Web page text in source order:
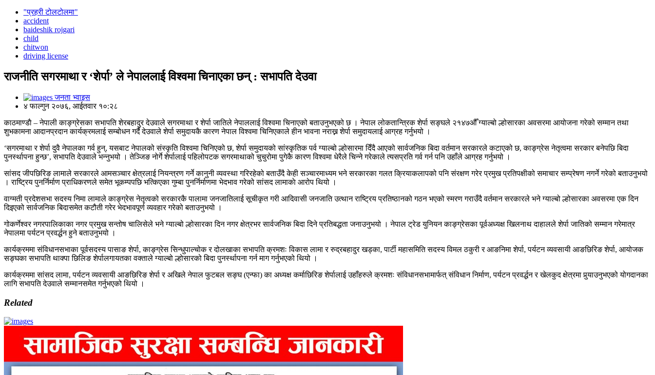
"प्रहरी टोलटोलमा"
accident
baideshik rojgari
child
chitwon
driving license
राजनीति सगरमाथा र ‘शेर्पा’ ले नेपाललाई विश्वमा चिनाएका छन् : सभापति देउवा
जनता भ्वाइस
४ फाल्गुन २०७६, आईतवार १०:२८
काठमाण्डाै – नेपाली काङ्ग्रेसका सभापति शेरबहादुर देउवाले सगरमाथा र शेर्पा जातिले नेपाललाई विश्वमा चिनाएको बताउनुभएको छ । नेपाल लोकतान्त्रिक शेर्पा सङ्घले २१४७औँ ग्याल्बो ल्होसारका अवसरमा आयोजना गरेको सम्मान तथा
शुभकामना आदानप्रदान कार्यक्रमलाई सम्बोधन गर्दै देउवाले शेर्पा समुदायकै कारण नेपाल विश्वमा चिनिएकाले हीन भावना नराख्न शेर्पा समुदायलाई आग्रह गर्नुभयो ।
‘सगरमाथा र शेर्पा दुवै नेपालका गर्व हुन्, यसबाट नेपालको संस्कृति विश्वमा चिनिएको छ, शेर्पा समुदायको सांस्कृतिक पर्व ग्याल्बो ल्होसारमा दिँदै आएको सार्वजनिक बिदा वर्तमान सरकारले कटाएको छ, काङ्ग्रेस नेतृत्वमा सरकार बनेपछि बिदा
पुनर्स्थापना हुन्छ’, सभापति देउवाले भन्नुभयो । तेञ्जिङ नोर्गे शेर्पालाई पहिलोपटक सगरमाथाको चुचुरोमा पुगेकै कारण विश्वमा धेरैले चिन्ने गरेकाले त्यसप्रति गर्व गर्न पनि उहाँले आग्रह गर्नुभयो ।
सांसद जीपछिरिङ लामाले सरकारले आमसञ्चार क्षेत्रलाई नियन्त्रण गर्ने कानुनी व्यवस्था गरिरहेको बताउँदै केही सञ्चारमाध्यम भने सरकारका गलत क्रियाकलापको पनि संरक्षण गरेर प्रमुख प्रतिपक्षीको समाचार सम्प्रेषण नगर्ने गरेको बताउनुभयो
। राष्ट्रिय पुनर्निर्माण प्राधिकरणले समेत भूकम्पपछि भत्किएका गुम्बा पुनर्निर्माणमा भेदभाव गरेको सांसद लामाकाे आरोप थियो ।
वाग्मती प्रदेशसभा सदस्य निमा लामाले काङ्ग्रेस नेतृत्वको सरकारकै पालामा जनजातिलाई सूचीकृत गरी आदिवासी जनजाति उत्थान राष्ट्रिय प्रतिष्ठानको गठन भएको स्मरण गराउँदै वर्तमान सरकारले भने ग्याल्बो ल्होसारका अवसरमा एक दिन
दिइएको सार्वजनिक बिदासमेत कटौती गरेर भेदभावपूर्ण व्यवहार गरेको बताउनुभयो ।
गोकर्णेश्वर नगरपालिकाका नगर प्रमुख सन्तोष चालिसेले भने ग्याल्बो ल्होसारका दिन नगर क्षेत्रभर सार्वजनिक बिदा दिने प्रतिबद्धता जनाउनुभयो । नेपाल ट्रेड युनियन काङ्ग्रेसका पूर्वअध्यक्ष खिलनाथ दाहालले शेर्पा जातिको सम्मान गरेमात्र
नेपालमा पर्यटन प्रवर्द्धन हुने बताउनुभयो ।
कार्यक्रममा संविधानसभाका पूर्वसदस्य पासाङ शेर्पा, काङ्ग्रेस सिन्धुपाल्चोक र दोलखाका सभापति क्रमशः विकास लामा र रुद्रबहादुर खड्का, पार्टी महासमिति सदस्य विमल ठकुरी र आङनिमा शेर्पा, पर्यटन व्यवसायी आङछिरिङ शेर्पा, आयोजक
सङ्घका सभापति थाक्पा छिलिङ शेर्पालगायतका वक्ताले ग्याल्बो ल्होसारको बिदा पुनर्स्थापना गर्न माग गर्नुभएको थियो ।
कार्यक्रममा सांसद लामा, पर्यटन व्यवसायी आङछिरिङ शेर्पा र अखिले नेपाल फुटबल सङ्घ (एन्फा) का अध्यक्ष कर्माछिरिङ शेर्पालाई उहाँहरुले क्रमशः संविधानसभामार्फत् संविधान निर्माण, पर्यटन प्रवर्द्धन र खेलकुद क्षेत्रमा पुर्‍याउनुभएको योगदानका
लागि सभापति देउवाले सम्मानसमेत गर्नुभएको थियो ।
Related